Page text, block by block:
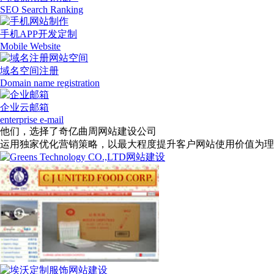
SEO Search Ranking
手机APP开发定制
Mobile Website
域名空间注册
Domain name registration
企业云邮箱
enterprise e-mail
他们，选择了奇亿曲周网站建设公司
运用独家优化营销策略，以最大程度提升客户网站使用价值为